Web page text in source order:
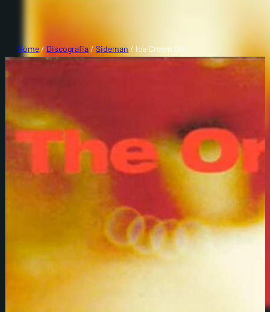
Home/ Discografia/Sideman / Ice Cream Girl